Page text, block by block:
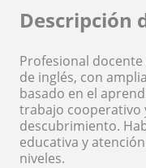
Descripción
Profesional docente
de inglés, con
basado en el
trabajo cooperativo
descubrimiento.
educativa y
niveles.